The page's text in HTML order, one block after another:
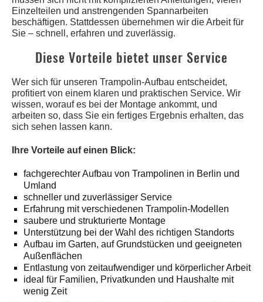
Einzelteilen und anstrengenden Spannarbeiten
beschäftigen. Stattdessen übernehmen wir die Arbeit für
Sie – schnell, erfahren und zuverlässig.
Diese Vorteile bietet unser Service
Wer sich für unseren Trampolin-Aufbau entscheidet,
profitiert von einem klaren und praktischen Service. Wir
wissen, worauf es bei der Montage ankommt, und
arbeiten so, dass Sie ein fertiges Ergebnis erhalten, das
sich sehen lassen kann.
Ihre Vorteile auf einen Blick:
fachgerechter Aufbau von Trampolinen in Berlin und
Umland
schneller und zuverlässiger Service
Erfahrung mit verschiedenen Trampolin-Modellen
saubere und strukturierte Montage
Unterstützung bei der Wahl des richtigen Standorts
Aufbau im Garten, auf Grundstücken und geeigneten
Außenflächen
Entlastung von zeitaufwendiger und körperlicher Arbeit
ideal für Familien, Privatkunden und Haushalte mit
wenig Zeit